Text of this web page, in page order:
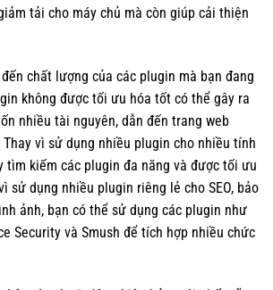
tải cho máy chủ mà còn giúp cải thiện
chất lượng của các plugin mà bạn đang
không được tối ưu hóa tốt có thể gây ra
nhiều tài nguyên, dẫn đến trang web
Thay vì sử dụng nhiều plugin cho nhiều tính
tìm kiếm các plugin đa năng và được tối ưu
sử dụng nhiều plugin riêng lẻ cho SEO, bảo
ảnh, bạn có thể sử dụng các plugin như
Security và Smush để tích hợp nhiều chức